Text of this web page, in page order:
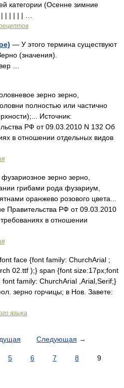
категории (Осенне зимние
| | | | | …
— У этого термина существуют
(значения).
…
зерно зерно,
полностью или частично
Источник:
РФ от 09.03.2010 N 132 Об
в отношении отдельных видов
зерно зерно,
грибами рода фузариум,
оранжево розового цвета...
Правительства РФ от 09.03.2010
в отношении
face {font family: ChurchArial ;
02.ttf );} span {font size:17px;font
family: ChurchArial ,Arial,Serif;}
зерно горчицы; в Нов. Завете:
языка
Следующая →
5 6 7 8
9